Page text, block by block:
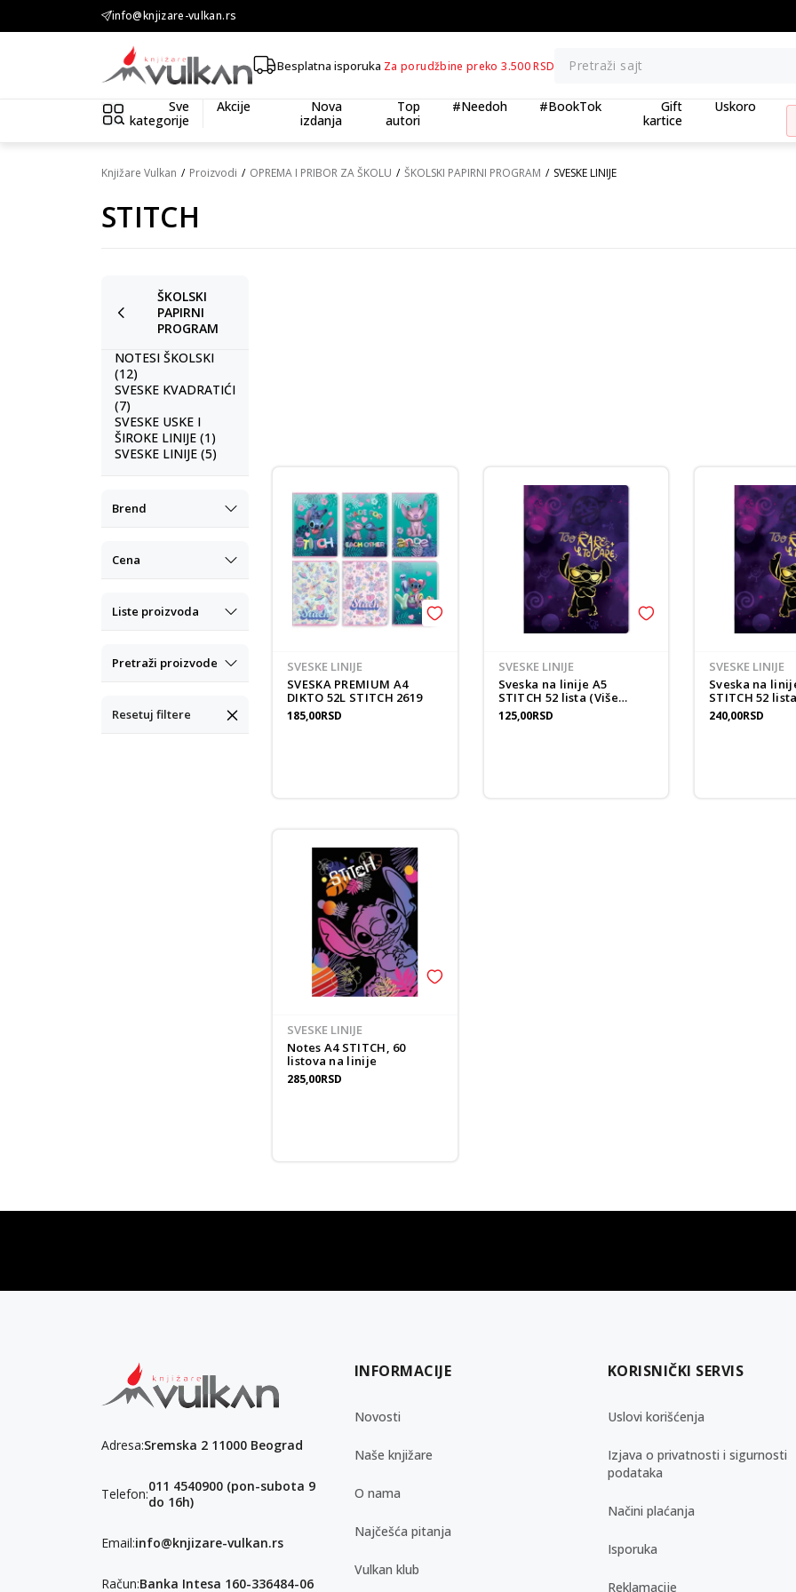
info@knjizare-vulkan.rs
KOLIČINSKI POPUST ::: Dodatnih 10% na tri kupljena artikla
Besplatna isporuka Za porudžbine preko 3.500 RSD Pretraži sajt
Sve
kategorije
Akcije
Nova
izdanja
Top
autori
#Needoh #BookTok
Gift
kartice
Uskoro
Knjižare Vulkan Proizvodi OPREMA I PRIBOR ZA ŠKOLU ŠKOLSKI PAPIRNI PROGRAM SVESKE LINIJE
STITCH
ŠKOLSKI
PAPIRNI
PROGRAM
NOTESI ŠKOLSKI
(12)
SVESKE KVADRATIĆI
(7)
SVESKE USKE I
ŠIROKE LINIJE (1)
SVESKE LINIJE (5)
Resetuj filtere
Brend
Cena
Liste proizvoda
Pretraži proizvode
SVESKE LINIJE
SVESKA PREMIUM A4
DIKTO 52L STITCH 2619
185,00RSD
SVESKE LINIJE
Sveska na linije A5
STITCH 52 lista (Više
vrsta)
125,00RSD
SVESKE LINIJE
Sveska na
STITCH 52
vrsta)
240,00RSD
SVESKE LINIJE
Notes A4 STITCH, 60
listova na linije
285,00RSD
Adresa:Sremska 2 11000 Beograd
Telefon:011 4540900 (pon-subota 9
do 16h)
Email:info@knjizare-vulkan.rs
Račun:Banka Intesa 160-336484-06
INFORMACIJE
Novosti
Naše knjižare
O nama
Najčešća pitanja
Vulkan klub
KORISNIČKI SERVIS
Uslovi korišćenja
Izjava o privatnosti i sigurnosti
podataka
Načini plaćanja
Isporuka
Reklamacije
Newsletter prijava
Prijavite se na newsletter i budite u toku sa najnovijim kolekcijama,
promocijama i događajima.
Unesite Vašu e‑mail adresu da biste se prijavili na newsletter.
politikom privatnosti